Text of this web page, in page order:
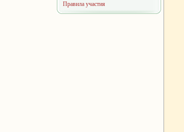
Правила участия